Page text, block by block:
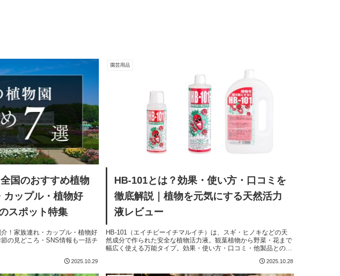
国のおすすめ植物
カップル・植物好
スポット特集
！家族連れ・カップル・植物好
の見どころ・SNS情報も一括チ
2025.10.29
園芸用品
HB-101とは？効果・使い方・口コミを
徹底解説｜植物を元気にする天然活力
液レビュー
HB-101（エイチビーイチマルイチ）は、スギ・ヒノキなどの天
然成分で作られた安全な植物活力液。観葉植物から野菜・花まで
幅広く使える万能タイプ。効果・使い方・口コミ・他製品との比
2025.10.28